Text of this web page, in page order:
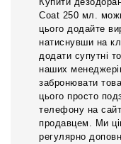
Coat 250 мл.
цього додайте
натиснувши на
додати супутні
наших
забронювати
цього просто
телефону на
продавцем. Ми
регулярно